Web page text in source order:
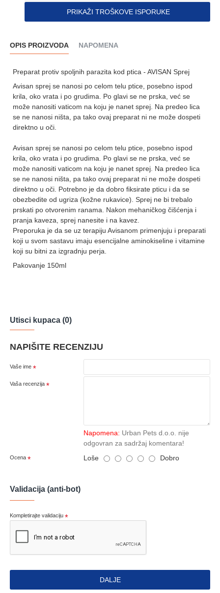
PRIKAŽI TROŠKOVE ISPORUKE
OPIS PROIZVODA NAPOMENA
Preparat protiv spoljnih parazita kod ptica - AVISAN Sprej
Avisan sprej se nanosi po celom telu ptice, posebno ispod
krila, oko vrata i po grudima. Po glavi se ne prska, već se
može nanositi vaticom na koju je nanet sprej. Na predeo lica
se ne nanosi ništa, pa tako ovaj preparat ni ne može dospeti
direktno u oči.
Avisan sprej se nanosi po celom telu ptice, posebno ispod
krila, oko vrata i po grudima. Po glavi se ne prska, već se
može nanositi vaticom na koju je nanet sprej. Na predeo lica
se ne nanosi ništa, pa tako ovaj preparat ni ne može dospeti
direktno u oči. Potrebno je da dobro fiksirate pticu i da se
obezbedite od ugriza (kožne rukavice). Sprej ne bi trebalo
prskati po otvorenim ranama. Nakon mehaničkog čišćenja i
pranja kaveza, sprej nanesite i na kavez.
Preporuka je da se uz terapiju Avisanom primenjuju i preparati
koji u svom sastavu imaju esencijalne aminokiseline i vitamine
koji su bitni za izgradnju perja.
Pakovanje 150ml
Utisci kupaca (0)
NAPIŠITE RECENZIJU
Vaše ime
Vaša recenzija
Napomena: Urban Pets d.o.o. nije
odgovran za sadržaj komentara!
Ocena Loše Dobro
Validacija (anti-bot)
Kompletirajte validaciju
DALJE